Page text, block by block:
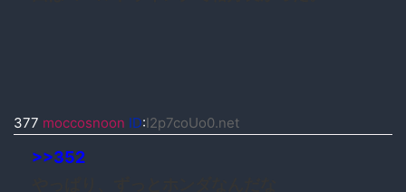
377 moccosnoon ID:I2p7coUo0.net
>>352